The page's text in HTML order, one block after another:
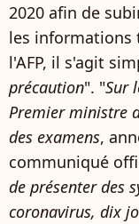
2020 afin de
les informations
l'AFP, il s'agit
précaution". "Sur
Premier ministre
des examens,
communiqué
de présenter des
coronavirus, dix